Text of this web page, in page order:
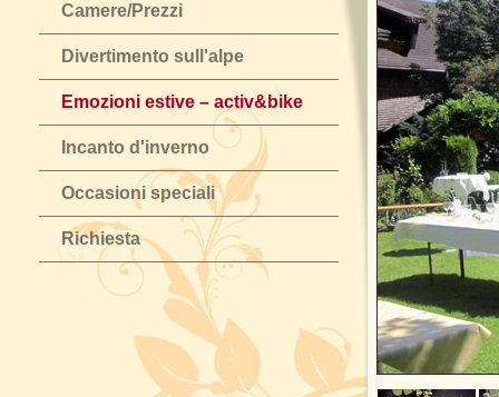
Camere/Prezzi
Divertimento sull'alpe
Emozioni estive – activ&bike
Incanto d'inverno
Occasioni speciali
Richiesta